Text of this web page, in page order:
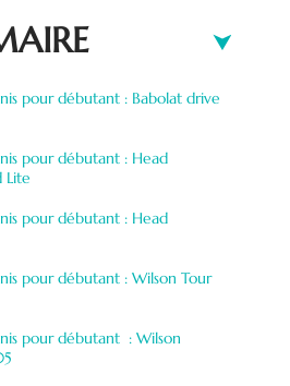
pour débutant : Babolat drive
pour débutant : Head
Lite
pour débutant : Head
pour débutant : Wilson Tour
pour débutant : Wilson